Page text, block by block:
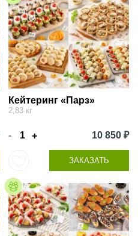
Кейтеринг «Парз»
2,83 кг
- + 10 850 ₽
ЗАКАЗАТЬ